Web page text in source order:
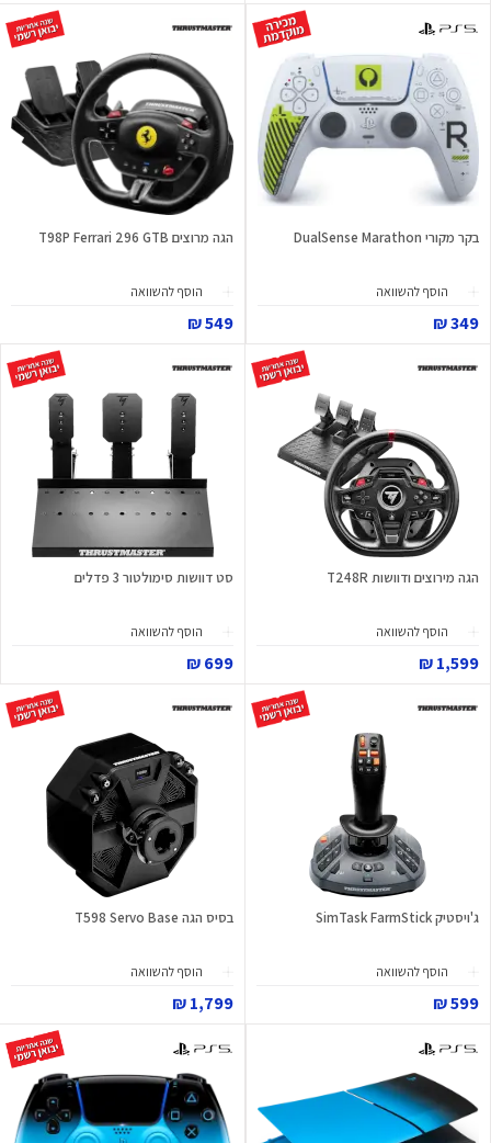
בקר מקורי DualSense Marathon
הוסף להשוואה
349 ₪
הגה מרוצים T98P Ferrari 296 GTB
הוסף להשוואה
549 ₪
הגה מירוצים ודוושות T248R
הוסף להשוואה
1,599 ₪
סט דוושות סימולטור 3 פדלים
הוסף להשוואה
699 ₪
ג'ויסטיק SimTask FarmStick
הוסף להשוואה
599 ₪
בסיס הגה T598 Servo Base
הוסף להשוואה
1,799 ₪